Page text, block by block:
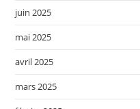
juin 2025
mai 2025
avril 2025
mars 2025